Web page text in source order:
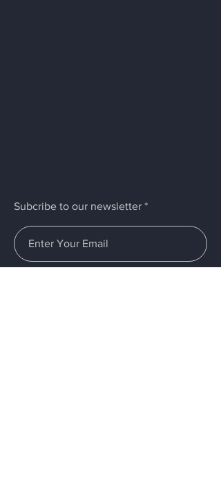
Subcribe to our newsletter